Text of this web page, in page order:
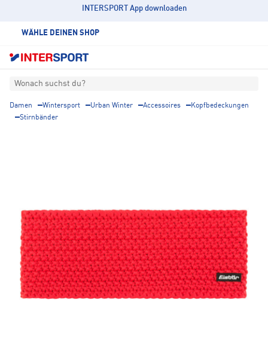
INTERSPORT App downloaden
WÄHLE DEINEN SHOP
Wonach suchst du?
Damen Wintersport Urban Winter Accessoires
Kopfbedeckungen
Stirnbänder